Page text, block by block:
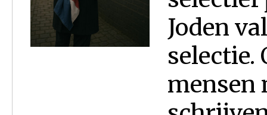
Joden
selectie.
mensen